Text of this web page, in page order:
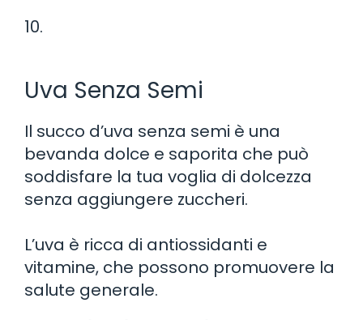
10.
Uva Senza Semi
Il succo d’uva senza semi è una
bevanda dolce e saporita che può
soddisfare la tua voglia di dolcezza
senza aggiungere zuccheri.
L’uva è ricca di antiossidanti e
vitamine, che possono promuovere la
salute generale.